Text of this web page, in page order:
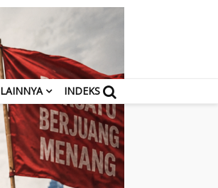
LAINNYA INDEKS